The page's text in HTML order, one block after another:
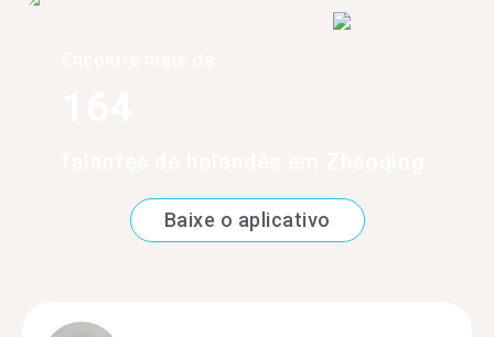
Baixe o aplicativo